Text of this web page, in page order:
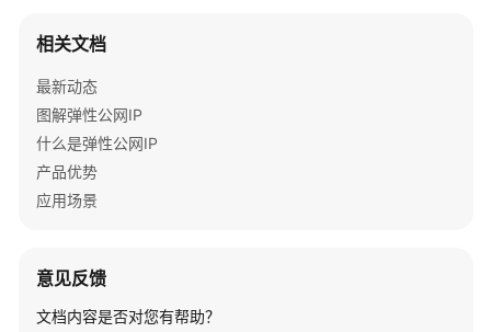
GEIP
应
用
示
例
限
略
相关文档
最新动态
图解弹性公网IP
什么是弹性公网IP
产品优势
应用场景
意见反馈
文档内容是否对您有帮助？